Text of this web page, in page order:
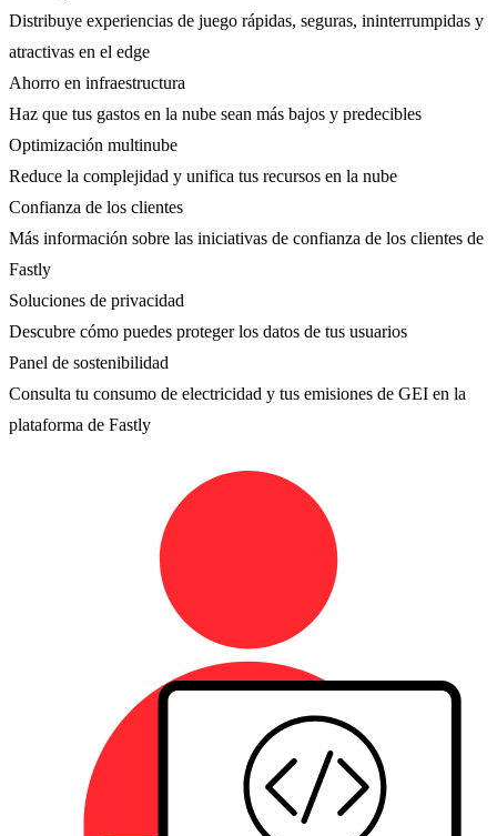
Distribuye experiencias de juego rápidas, seguras, ininterrumpidas y
atractivas en el edge
Ahorro en infraestructura
Haz que tus gastos en la nube sean más bajos y predecibles
Optimización multinube
Reduce la complejidad y unifica tus recursos en la nube
Confianza de los clientes
Más información sobre las iniciativas de confianza de los clientes de
Fastly
Soluciones de privacidad
Descubre cómo puedes proteger los datos de tus usuarios
Panel de sostenibilidad
Consulta tu consumo de electricidad y tus emisiones de GEI en la
plataforma de Fastly